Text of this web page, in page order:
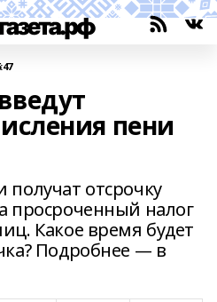
пени
отсрочку
просроченный налог
Какое время будет
Подробнее — в